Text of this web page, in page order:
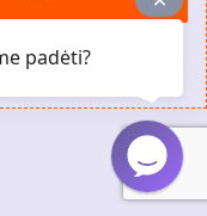
padėti?